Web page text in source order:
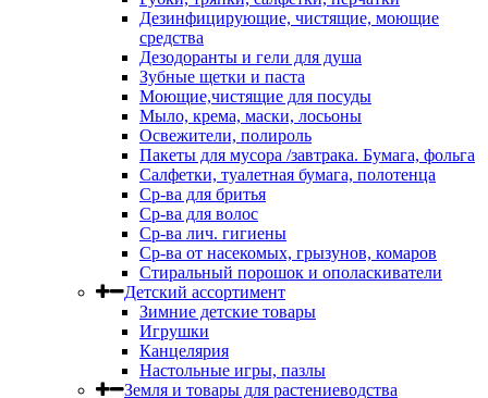
Дезинфицирующие, чистящие, моющие
средства
Дезодоранты и гели для душа
Зубные щетки и паста
Моющие,чистящие для посуды
Мыло, крема, маски, лосьоны
Освежители, полироль
Пакеты для мусора /завтрака. Бумага, фольга
Салфетки, туалетная бумага, полотенца
Ср-ва для бритья
Ср-ва для волос
Ср-ва лич. гигиены
Ср-ва от насекомых, грызунов, комаров
Стиральный порошок и ополаскиватели
Детский ассортимент
Зимние детские товары
Игрушки
Канцелярия
Настольные игры, пазлы
Земля и товары для растениеводства